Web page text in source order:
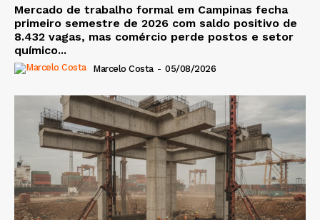
Mercado de trabalho formal em Campinas fecha
primeiro semestre de 2026 com saldo positivo de
8.432 vagas, mas comércio perde postos e setor
químico...
Marcelo Costa - 05/08/2026